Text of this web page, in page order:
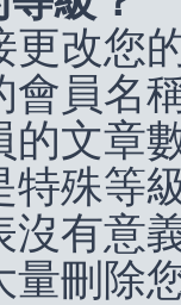
更改您
會員名
的文章
特殊等
沒有意
量刪除